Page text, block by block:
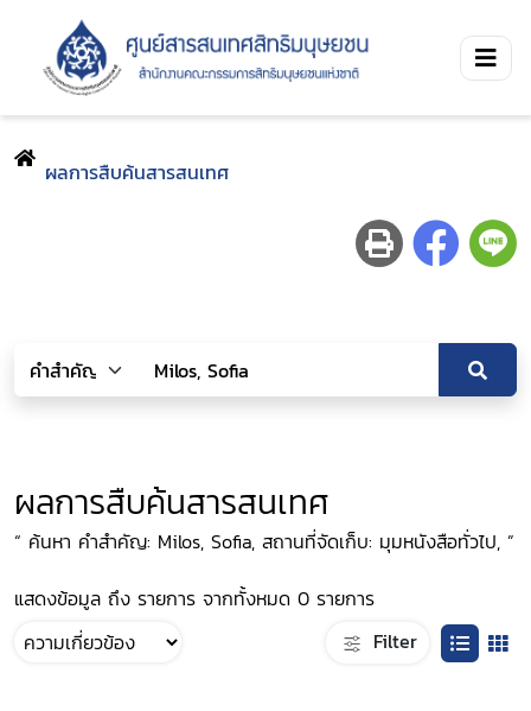
ผลการสืบค้นสารสนเทศ
ผลการสืบค้นสารสนเทศ
“ ค้นหา คำสำคัญ: Milos, Sofia, สถานที่จัดเก็บ: มุมหนังสือทั่วไป, ”
แสดงข้อมูล ถึง รายการ จากทั้งหมด 0 รายการ
Filter